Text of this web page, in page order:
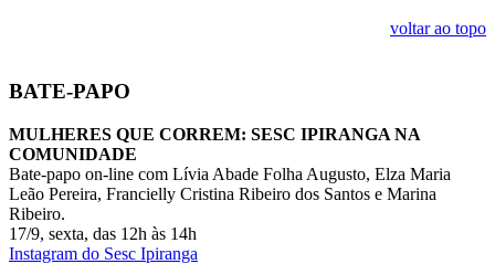
voltar ao topo
BATE-PAPO
MULHERES QUE CORREM: SESC IPIRANGA NA
COMUNIDADE
Bate-papo on-line com Lívia Abade Folha Augusto, Elza Maria
Leão Pereira, Francielly Cristina Ribeiro dos Santos e Marina
Ribeiro.
17/9, sexta, das 12h às 14h
Instagram do Sesc Ipiranga